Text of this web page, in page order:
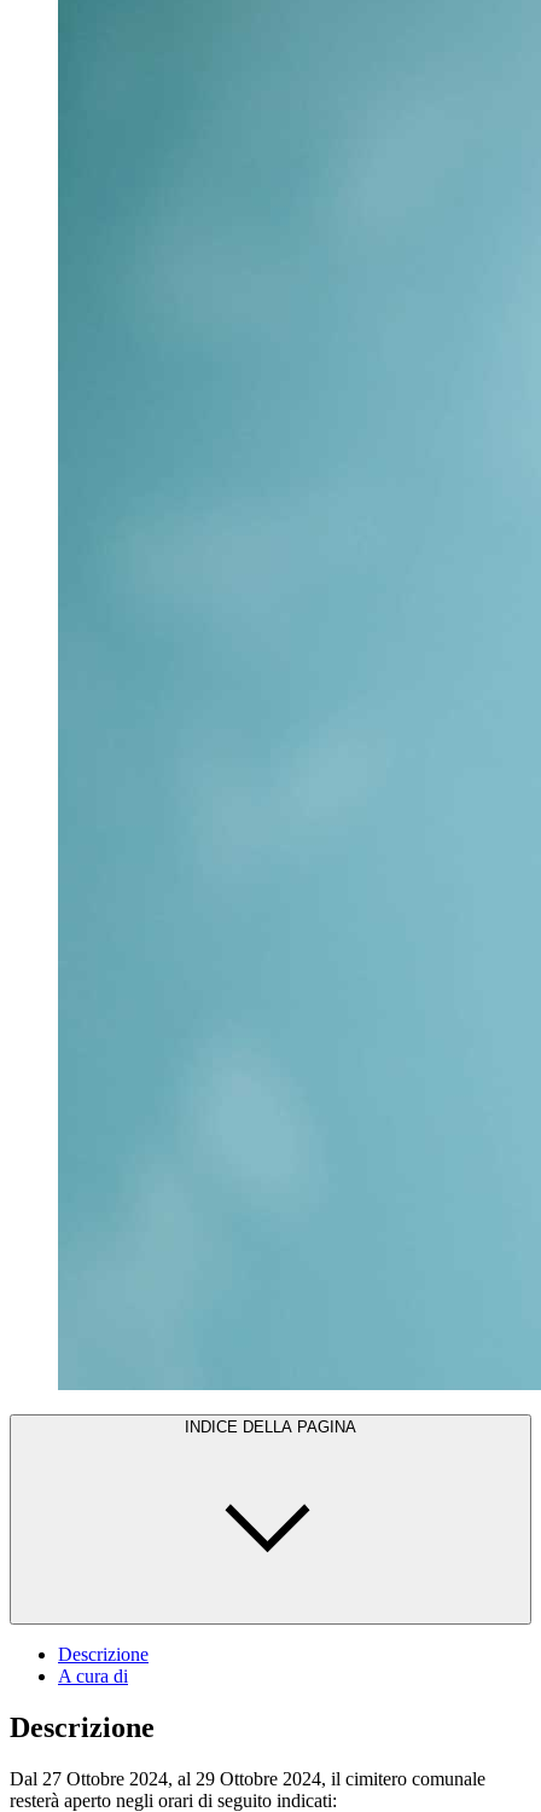
INDICE DELLA PAGINA
Descrizione
A cura di
Descrizione
Dal 27 Ottobre 2024, al 29 Ottobre 2024, il cimitero comunale
resterà aperto negli orari di seguito indicati: